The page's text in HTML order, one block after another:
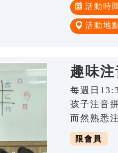
活動時
活動地
趣味
每週日
孩子注音
而然熟悉
限會員